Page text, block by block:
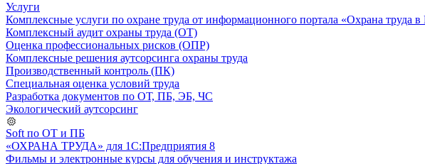
Услуги
Комплексные услуги по охране труда от информационного портала «Охрана труда в
Комплексный аудит охраны труда (ОТ)
Оценка профессиональных рисков (ОПР)
Комплексные решения аутсорсинга охраны труда
Производственный контроль (ПК)
Специальная оценка условий труда
Разработка документов по ОТ, ПБ, ЭБ, ЧС
Экологический аутсорсинг
Soft по ОТ и ПБ
«ОХРАНА ТРУДА» для 1С:Предприятия 8
Фильмы и электронные курсы для обучения и инструктажа